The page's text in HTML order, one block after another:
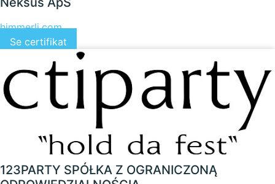
himmerli.com
Se certifikat
123PARTY SPÓŁKA Z OGRANICZONĄ